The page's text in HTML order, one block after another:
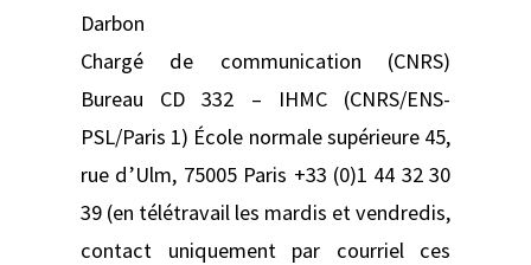
Darbon
Chargé de communication (CNRS)
Bureau CD 332 – IHMC (CNRS/ENS-
PSL/Paris 1) École normale supérieure 45,
rue d’Ulm, 75005 Paris +33 (0)1 44 32 30
39 (en télétravail les mardis et vendredis,
contact uniquement par courriel ces